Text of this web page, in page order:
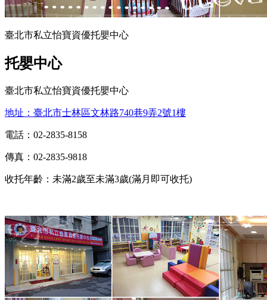
臺北市私立怡寶資優托嬰中心
托嬰中心
臺北市私立怡寶資優托嬰中心
地址：臺北市士林區文林路740巷9弄2號1樓
電話：02-2835-8158
傳真：02-2835-9818
收托年齡：未滿2歲至未滿3歲(滿月即可收托)